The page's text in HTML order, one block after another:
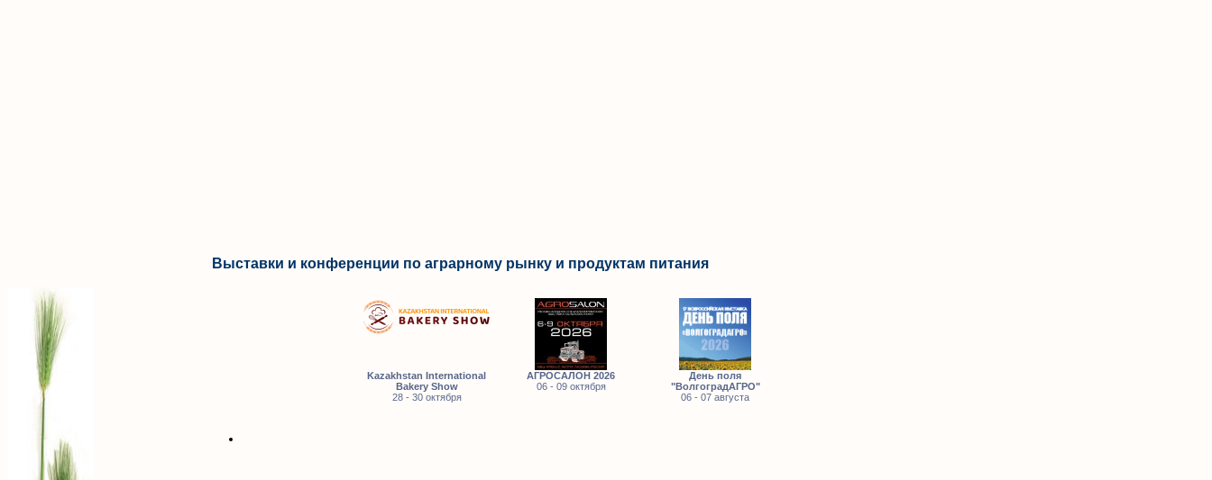
Выставки и конференции по аграрному рынку и продуктам питания
Kazakhstan International
Bakery Show
28 - 30 октября
АГРОСАЛОН 2026
06 - 09 октября
День поля
"ВолгоградАГРО"
06 - 07 августа